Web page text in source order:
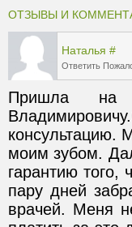
ОТЗЫВЫ И
Наталья #
Ответить
Пришла на
консультацию.
моим зубом.
гарантию того,
пару дней
врачей. Меня